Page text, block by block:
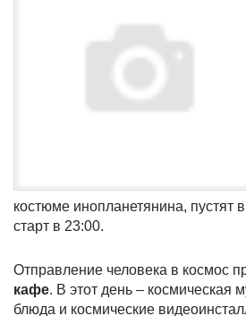
костюме инопланетянина, пустят
старт в 23:00.
Отправление человека в космос
кафе. В этот день – космическая
блюда и космические